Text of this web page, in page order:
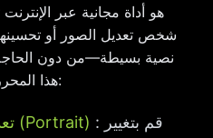
شخص تعديل الصور أو تحسينها
نصية بسيطة—من دون
هذا المحرر ميزات قوية متعددة، منها:
تعديل الصور الشخصية (Portrait) : قم بتغيير